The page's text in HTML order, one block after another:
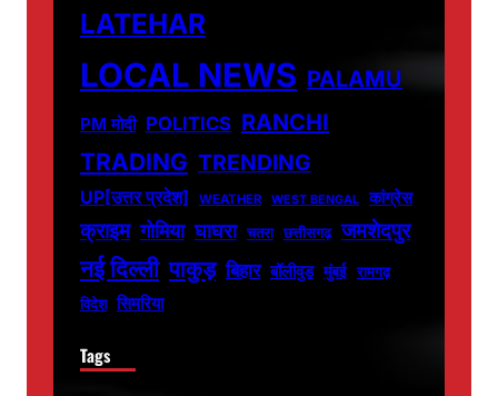
LATEHAR
LOCAL NEWS PALAMU
PM मोदी POLITICS RANCHI
TRADING TRENDING
UP[उत्तर प्रदेश] WEATHER WEST BENGAL कांग्रेस
क्राइम गोमिया घाघरा चतरा छत्तीसगढ़ जमशेदपुर
नई दिल्ली पाकुड़ बिहार बॉलीवुड मुंबई रामगढ़
विदेश सिमरिया
Tags